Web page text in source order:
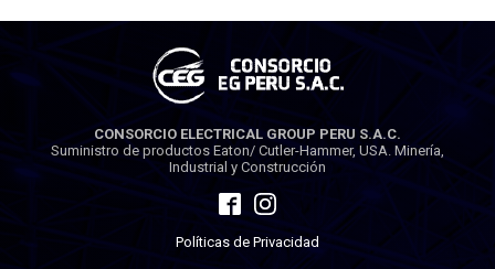
CONSORCIO ELECTRICAL GROUP PERU S.A.C.
Suministro de productos Eaton/ Cutler-Hammer, USA. Minería,
Industrial y Construcción
Políticas de Privacidad